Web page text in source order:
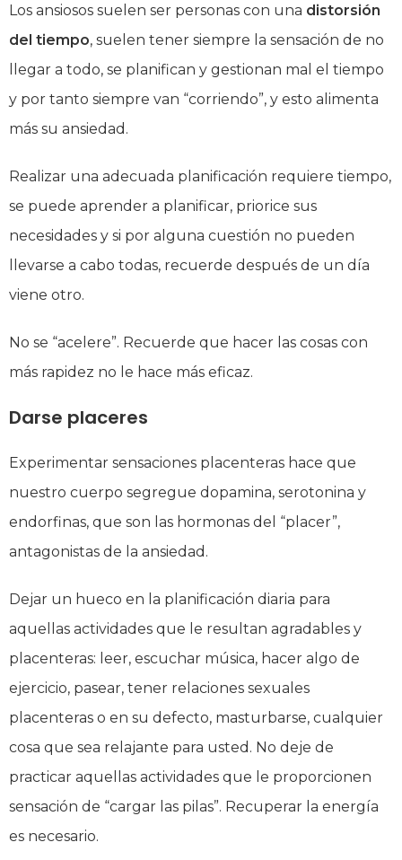
Los ansiosos suelen ser personas con una distorsión
del tiempo, suelen tener siempre la sensación de no
llegar a todo, se planifican y gestionan mal el tiempo
y por tanto siempre van “corriendo”, y esto alimenta
más su ansiedad.
Realizar una adecuada planificación requiere tiempo,
se puede aprender a planificar, priorice sus
necesidades y si por alguna cuestión no pueden
llevarse a cabo todas, recuerde después de un día
viene otro.
No se “acelere”. Recuerde que hacer las cosas con
más rapidez no le hace más eficaz.
Darse placeres
Experimentar sensaciones placenteras hace que
nuestro cuerpo segregue dopamina, serotonina y
endorfinas, que son las hormonas del “placer”,
antagonistas de la ansiedad.
Dejar un hueco en la planificación diaria para
aquellas actividades que le resultan agradables y
placenteras: leer, escuchar música, hacer algo de
ejercicio, pasear, tener relaciones sexuales
placenteras o en su defecto, masturbarse, cualquier
cosa que sea relajante para usted. No deje de
practicar aquellas actividades que le proporcionen
sensación de “cargar las pilas”. Recuperar la energía
es necesario.